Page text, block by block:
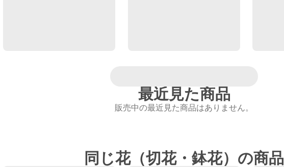
最近見た商品
販売中の最近見た商品はありません。
同じ花（切花・鉢花）の商品